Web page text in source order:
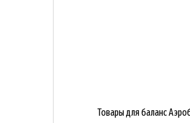
Товары для баланс